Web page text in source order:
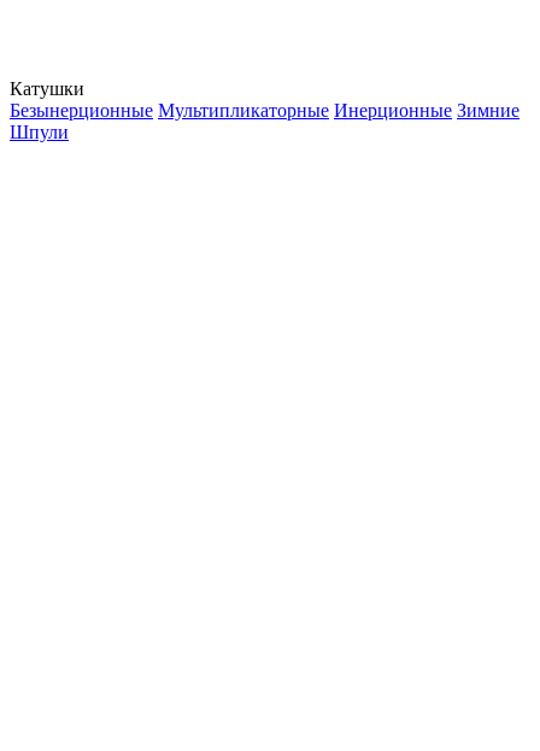
Катушки
Безынерционные Мультипликаторные Инерционные Зимние
Шпули